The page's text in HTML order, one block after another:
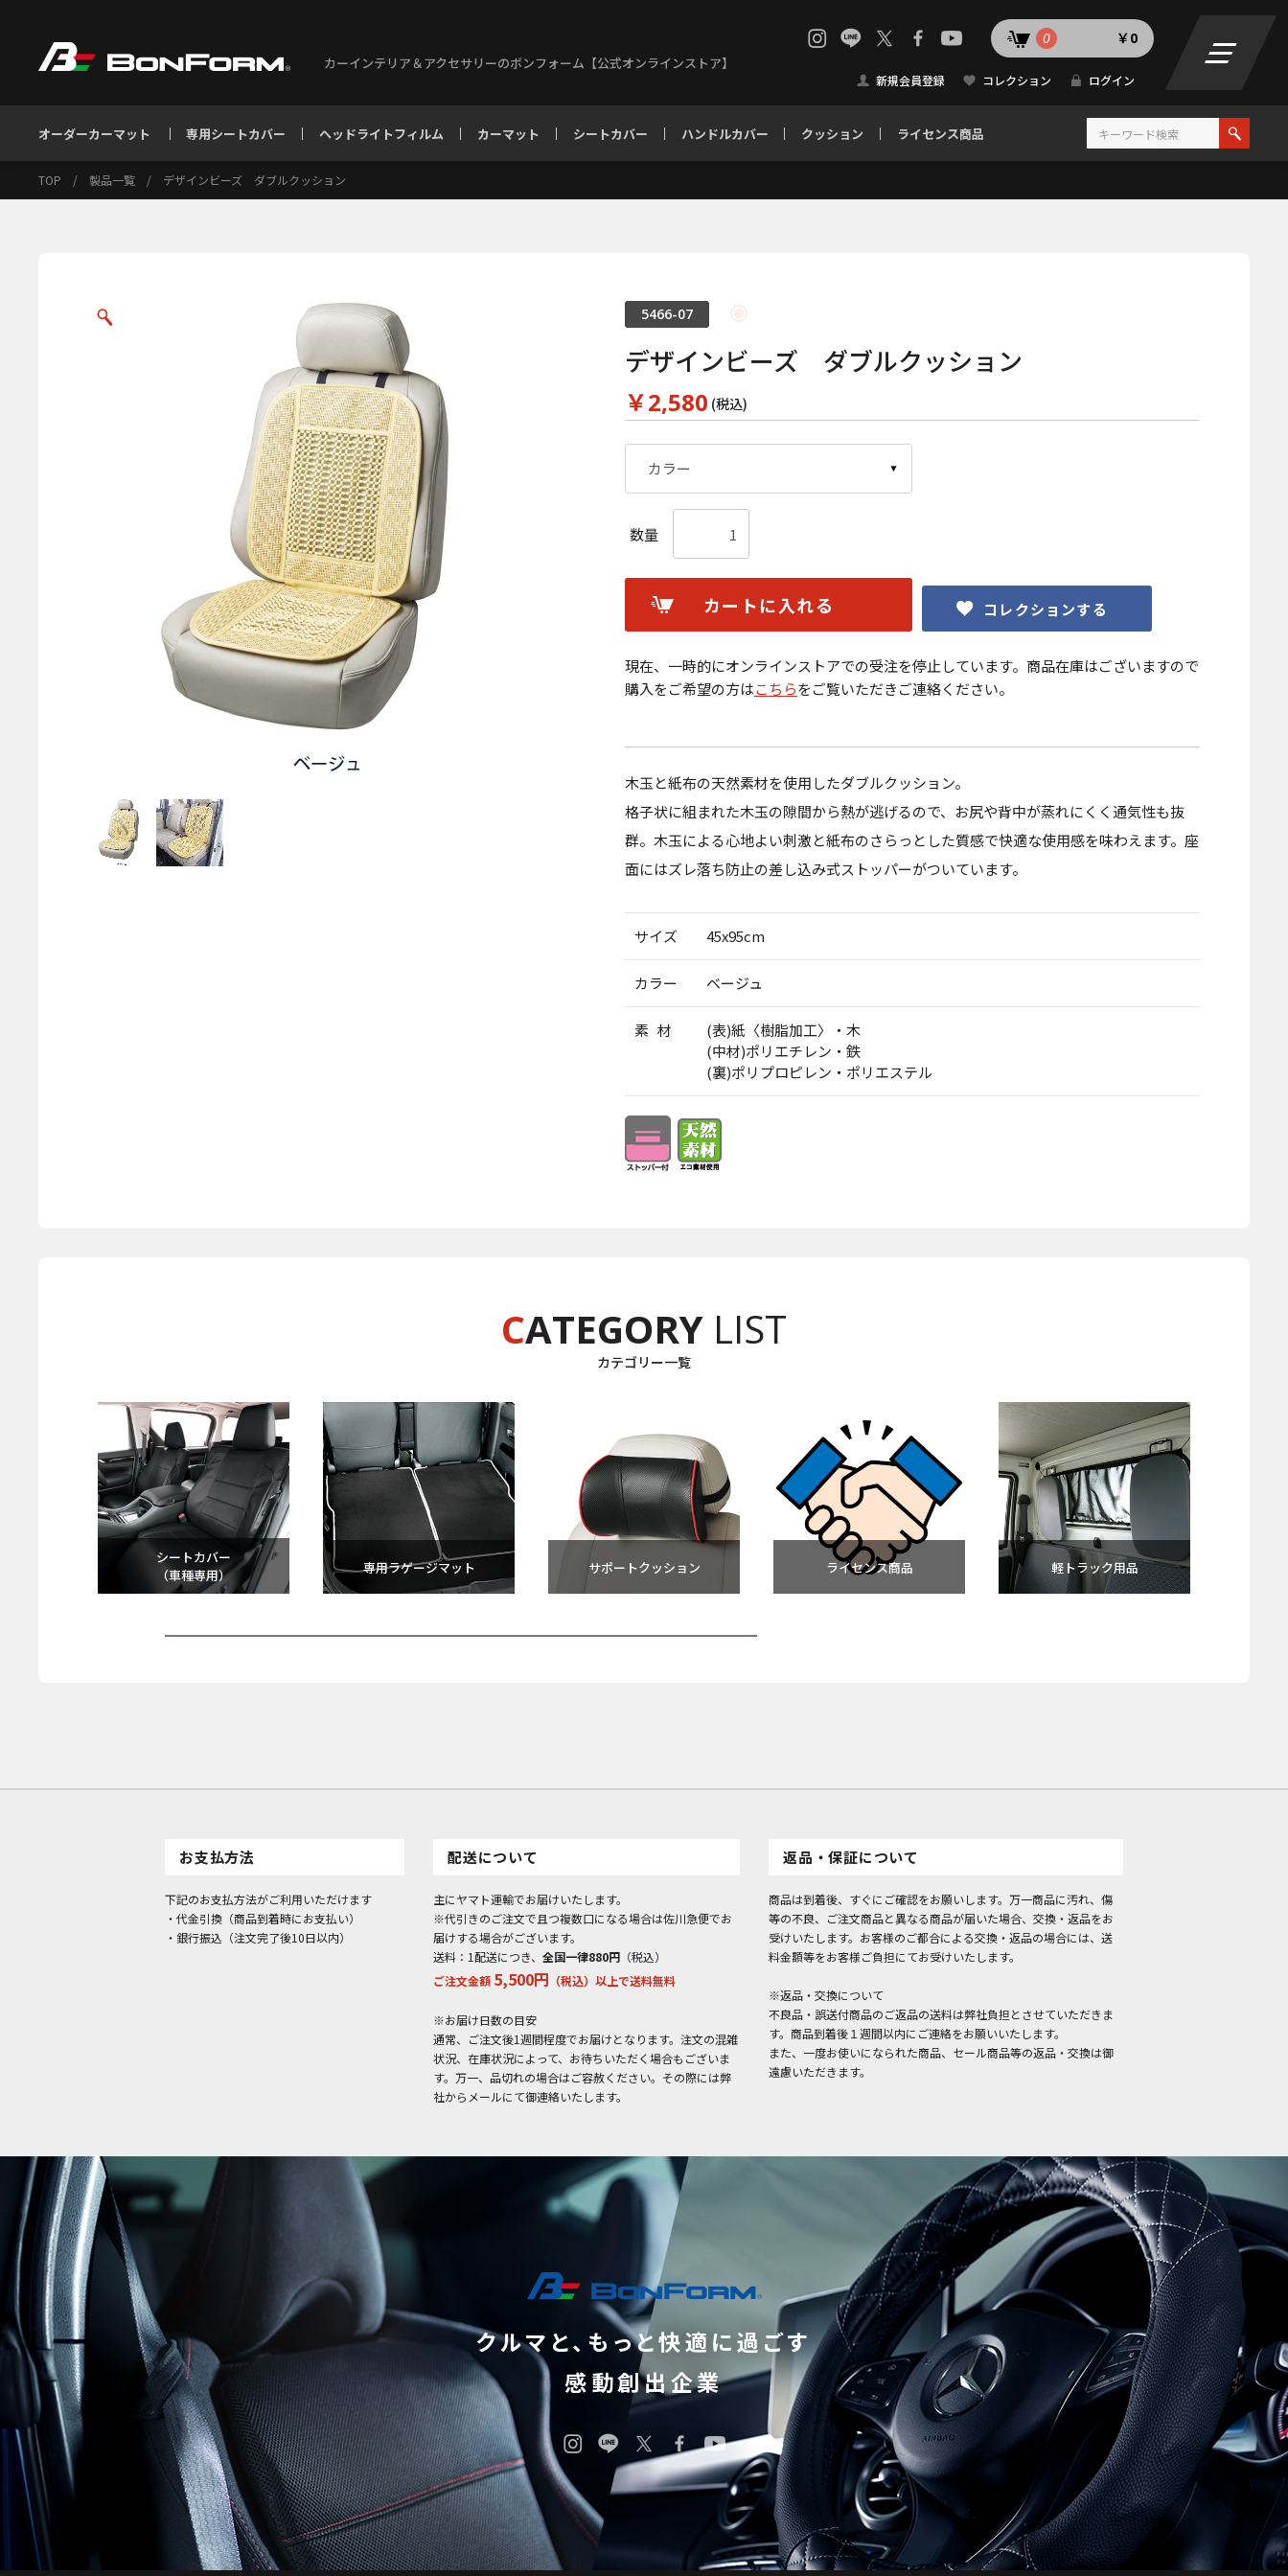
カーインテリア＆アクセサリーのボンフォーム【公式オンラインストア】
0 ￥0
新規会員登録 コレクション ログイン
オーダーカーマット 専用シートカバー ヘッドライトフィルム カーマット シートカバー ハンドルカバー クッション ライセンス商品
TOP / 製品一覧 / デザインビーズ ダブルクッション
5466-07
デザインビーズ ダブルクッション
￥2,580 (税込)
数量
カートに入れる コレクションする
現在、一時的にオンラインストアでの受注を停止しています。商品在庫はございますので
購入をご希望の方はこちらをご覧いただきご連絡ください。
お買い物を続ける カートへ進む
木玉と紙布の天然素材を使用したダブルクッション。
格子状に組まれた木玉の隙間から熱が逃げるので、お尻や背中が蒸れにくく通気性も抜
群。木玉による心地よい刺激と紙布のさらっとした質感で快適な使用感を味わえます。座
面にはズレ落ち防止の差し込み式ストッパーがついています。
サイズ 45x95cm
カラー ベージュ
素 材
(表)紙〈樹脂加工〉・木
(中材)ポリエチレン・鉄
(裏)ポリプロピレン・ポリエステル
CATEGORY LIST
カテゴリー一覧
シートカバー
（車種専用）
専用ラゲージマット サポートクッション ライセンス商品 軽トラック用品
お支払方法
下記のお支払方法がご利用いただけます
・代金引換（商品到着時にお支払い）
・銀行振込（注文完了後10日以内）
配送について
主にヤマト運輸でお届けいたします。
※代引きのご注文で且つ複数口になる場合は佐川急便でお
届けする場合がございます。
送料：1配送につき、 全国一律880円 （税込）
ご注文金額 5,500円 （税込）以上で送料無料
※お届け日数の目安
通常、ご注文後1週間程度でお届けとなります。注文の混雑
状況、在庫状況によって、お待ちいただく場合もございま
す。万一、品切れの場合はご容赦ください。その際には弊
社からメールにて御連絡いたします。
返品・保証について
商品は到着後、すぐにご確認をお願いします。万一商品に汚れ、傷
等の不良、ご注文商品と異なる商品が届いた場合、交換・返品をお
受けいたします。お客様のご都合による交換・返品の場合には、送
料金額等をお客様ご負担にてお受けいたします。
※返品・交換について
不良品・誤送付商品のご返品の送料は弊社負担とさせていただきま
す。商品到着後１週間以内にご連絡をお願いいたします。
また、一度お使いになられた商品、セール商品等の返品・交換は御
遠慮いただきます。
クルマと、もっと快適に過ごす
感動創出企業